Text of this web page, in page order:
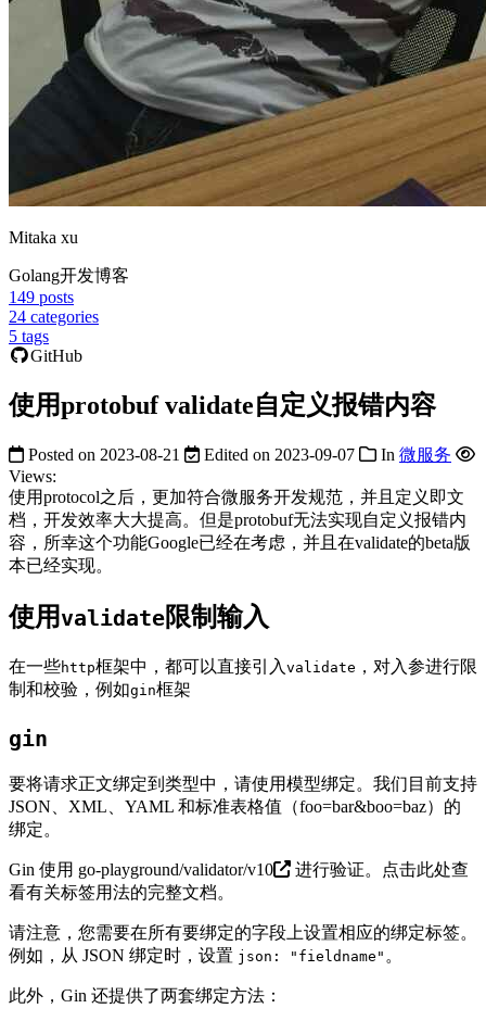
Mitaka xu
Golang开发博客
149 posts
24 categories
5 tags
GitHub
使用protobuf validate自定义报错内容
Posted on 2023-08-21 Edited on 2023-09-07 In 微服务
Views:
使用protocol之后，更加符合微服务开发规范，并且定义即文
档，开发效率大大提高。但是protobuf无法实现自定义报错内
容，所幸这个功能Google已经在考虑，并且在validate的beta版
本已经实现。
使用 validate限制输入
在一些http框架中，都可以直接引入 validate ，对入参进行限
制和校验，例如gin框架
gin
要将请求正文绑定到类型中，请使用模型绑定。我们目前支持
JSON、XML、YAML 和标准表格值（foo=bar&boo=baz）的
绑定。
Gin 使用 go-playground/validator/v10
进行验证。点击此处查
看有关标签用法的完整文档。
请注意，您需要在所有要绑定的字段上设置相应的绑定标签。
例如，从 JSON 绑定时，设置 json: "fieldname" 。
此外，Gin 还提供了两套绑定方法：